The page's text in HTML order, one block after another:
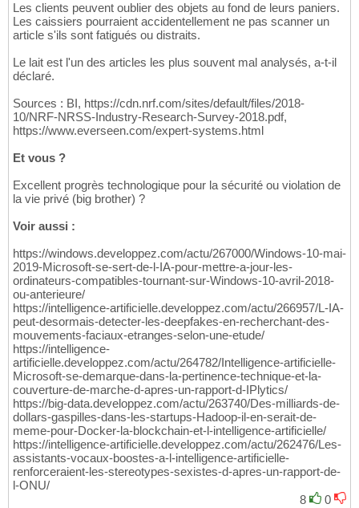
Les clients peuvent oublier des objets au fond de leurs paniers.
Les caissiers pourraient accidentellement ne pas scanner un
article s'ils sont fatigués ou distraits.
Le lait est l'un des articles les plus souvent mal analysés, a-t-il
déclaré.
Sources : BI, https://cdn.nrf.com/sites/default/files/2018-
10/NRF-NRSS-Industry-Research-Survey-2018.pdf,
https://www.everseen.com/expert-systems.html
Et vous ?
Excellent progrès technologique pour la sécurité ou violation de
la vie privé (big brother) ?
Voir aussi :
https://windows.developpez.com/actu/267000/Windows-10-mai-
2019-Microsoft-se-sert-de-l-IA-pour-mettre-a-jour-les-
ordinateurs-compatibles-tournant-sur-Windows-10-avril-2018-
ou-anterieure/
https://intelligence-artificielle.developpez.com/actu/266957/L-IA-
peut-desormais-detecter-les-deepfakes-en-recherchant-des-
mouvements-faciaux-etranges-selon-une-etude/
https://intelligence-
artificielle.developpez.com/actu/264782/Intelligence-artificielle-
Microsoft-se-demarque-dans-la-pertinence-technique-et-la-
couverture-de-marche-d-apres-un-rapport-d-IPlytics/
https://big-data.developpez.com/actu/263740/Des-milliards-de-
dollars-gaspilles-dans-les-startups-Hadoop-il-en-serait-de-
meme-pour-Docker-la-blockchain-et-l-intelligence-artificielle/
https://intelligence-artificielle.developpez.com/actu/262476/Les-
assistants-vocaux-boostes-a-l-intelligence-artificielle-
renforceraient-les-stereotypes-sexistes-d-apres-un-rapport-de-
l-ONU/
8
0